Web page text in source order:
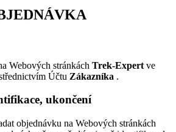
Webových stránkách Trek-Expert ve
Účtu Zákazníka .
ukončení
objednávku na Webových stránkách